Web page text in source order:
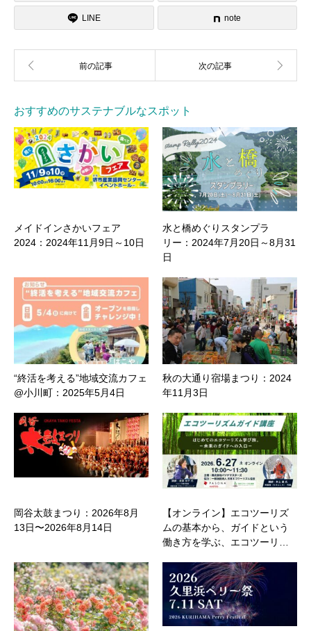
LINE note
おすすめのサステナブルなスポット
メイドインさかいフェア
2024：2024年11月9日～10日
水と橋めぐりスタンプラ
リー：2024年7月20日～8月31
日
“終活を考える”地域交流カフェ
@小川町：2025年5月4日
秋の大通り宿場まつり：2024
年11月3日
岡谷太鼓まつり：2026年8月
13日〜2026年8月14日
【オンライン】エコツーリズ
ムの基本から、ガイドという
働き方を学ぶ、エコツーリ…